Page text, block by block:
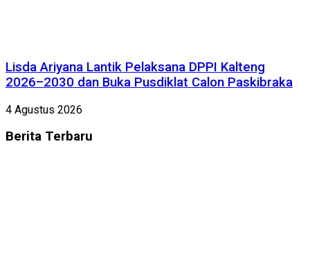
Lisda Ariyana Lantik Pelaksana DPPI Kalteng
2026–2030 dan Buka Pusdiklat Calon Paskibraka
4 Agustus 2026
Berita Terbaru